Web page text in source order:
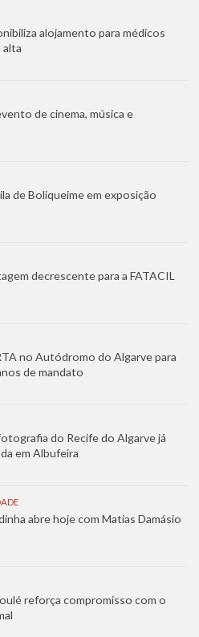
alojamento para médicos
alta
de cinema, música e
de Boliqueime em exposição
decrescente para a FATACIL
no Autódromo do Algarve para
de mandato
do Recife do Algarve já
em Albufeira
abre hoje com Matias Damásio
reforça compromisso com o